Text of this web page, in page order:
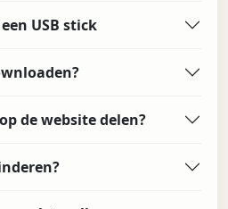
USB stick
de website delen?